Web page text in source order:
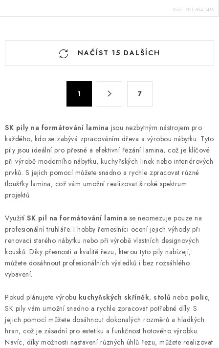
Kód: 281.684.14M
O
c
í
p
r
v
k
y
ý
p
i
s
u
NAČÍST 15 DALŠÍCH
á
n
k
o
v
á
n
í
1 7
SK pily na formátování lamina jsou nezbytným nástrojem pro
každého, kdo se zabývá zpracováním dřeva a výrobou nábytku. Tyto
pily jsou ideální pro přesné a efektivní řezání lamina, což je klíčové
při výrobě moderního nábytku, kuchyňských linek nebo interiérových
prvků. S jejich pomocí můžete snadno a rychle zpracovat různé
tloušťky lamina, což vám umožní realizovat široké spektrum
projektů.
Využití SK pil na formátování lamina se neomezuje pouze na
profesionální truhláře. I hobby řemeslníci ocení jejich výhody při
renovaci starého nábytku nebo při výrobě vlastních designových
kousků. Díky přesnosti a kvalitě řezu, kterou tyto pily nabízejí,
můžete dosáhnout profesionálních výsledků i bez rozsáhlého
vybavení.
Pokud plánujete výrobu kuchyňských skříněk, stolů nebo polic,
SK pily vám umožní snadno a rychle zpracovat potřebné díly. S
jejich pomocí můžete dosáhnout dokonalých rozměrů a hladkých
hran, což je zásadní pro estetiku a funkčnost hotového výrobku.
Navíc, díky možnosti nastavení různých úhlů řezu, můžete realizovat